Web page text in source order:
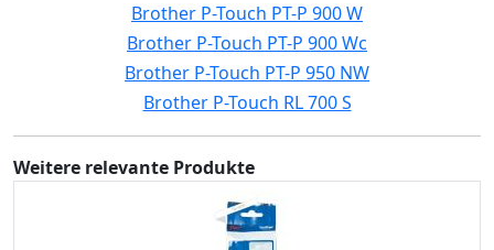
Brother P-Touch PT-P 900 W
Brother P-Touch PT-P 900 Wc
Brother P-Touch PT-P 950 NW
Brother P-Touch RL 700 S
Weitere relevante Produkte